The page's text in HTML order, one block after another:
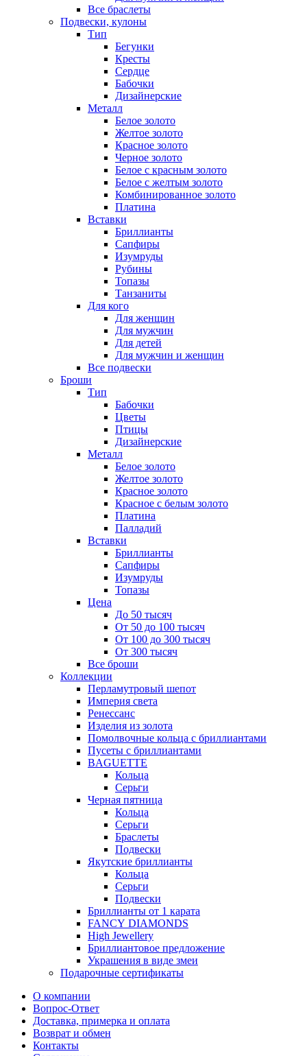
Все браслеты
Подвески, кулоны
Тип
Бегунки
Кресты
Сердце
Бабочки
Дизайнерские
Металл
Белое золото
Желтое золото
Красное золото
Черное золото
Белое с красным золото
Белое с желтым золото
Комбинированное золото
Платина
Вставки
Бриллианты
Сапфиры
Изумруды
Рубины
Топазы
Танзаниты
Для кого
Для женщин
Для мужчин
Для детей
Для мужчин и женщин
Все подвески
Броши
Тип
Бабочки
Цветы
Птицы
Дизайнерские
Металл
Белое золото
Желтое золото
Красное золото
Красное с белым золото
Платина
Палладий
Вставки
Бриллианты
Сапфиры
Изумруды
Топазы
Цена
До 50 тысяч
От 50 до 100 тысяч
От 100 до 300 тысяч
От 300 тысяч
Все броши
Коллекции
Перламутровый шепот
Империя света
Ренессанс
Изделия из золота
Помолвочные кольца с бриллиантами
Пусеты с бриллиантами
BAGUETTE
Кольца
Серьги
Черная пятница
Кольца
Серьги
Браслеты
Подвески
Якутские бриллианты
Кольца
Серьги
Подвески
Бриллианты от 1 карата
FANCY DIAMONDS
High Jewellery
Бриллиантовое предложение
Украшения в виде змеи
Подарочные сертификаты
О компании
Вопрос-Ответ
Доставка, примерка и оплата
Возврат и обмен
Контакты